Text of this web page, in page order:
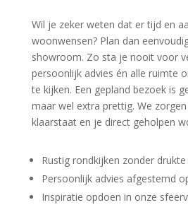
Wil je zeker weten dat er tijd en
woonwensen? Plan dan
showroom. Zo sta je nooit voor
persoonlijk advies én alle ruimte
te kijken. Een gepland bezoek is
maar wel extra prettig. We
klaarstaat en je direct geholpen
Rustig rondkijken zonder
Persoonlijk advies afgestemd
Inspiratie opdoen in onze